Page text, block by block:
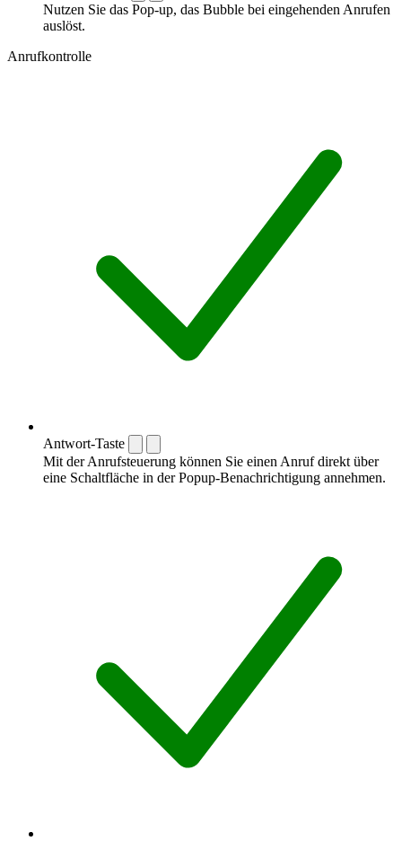
Nutzen Sie das Pop-up, das Bubble bei eingehenden Anrufen
auslöst.
Anrufkontrolle
Antwort-Taste
Mit der Anrufsteuerung können Sie einen Anruf direkt über
eine Schaltfläche in der Popup-Benachrichtigung annehmen.